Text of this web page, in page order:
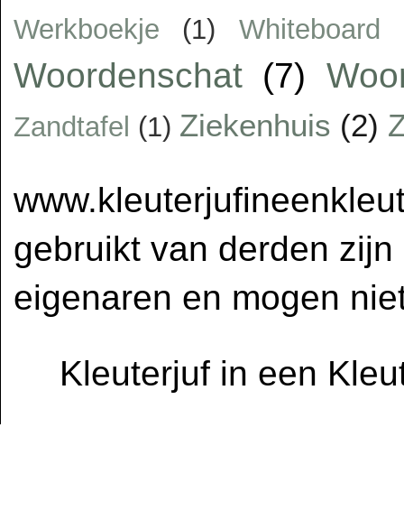
Werkboekje
(1) Whiteboard
Woordenschat (7)
Zandtafel (1) Ziekenhuis (2)
gebruikt van derden
eigenaren en mogen
Kleuterjuf in een